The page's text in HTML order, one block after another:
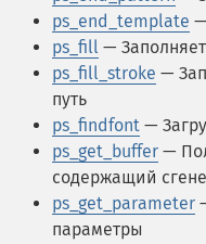
ps_end_template
ps_fill —
ps_fill_stroke —
путь
ps_findfont —
ps_get_buffer —
содержащий
ps_get_parameter
параметры